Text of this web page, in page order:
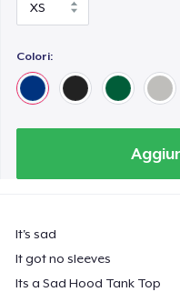
Colori:
It's sad
It got no sleeves
Its a Sad Hood Tank Top